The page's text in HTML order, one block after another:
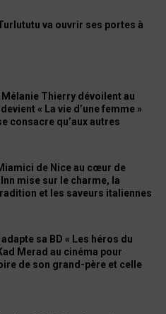
va ouvrir ses portes à
Mélanie Thierry dévoilent au
« La vie d’une femme »
consacre qu’aux autres
de Nice au cœur de
Inn mise sur le charme, la
et les saveurs italiennes
sa BD « Les héros du
Merad au cinéma pour
de son grand-père et celle